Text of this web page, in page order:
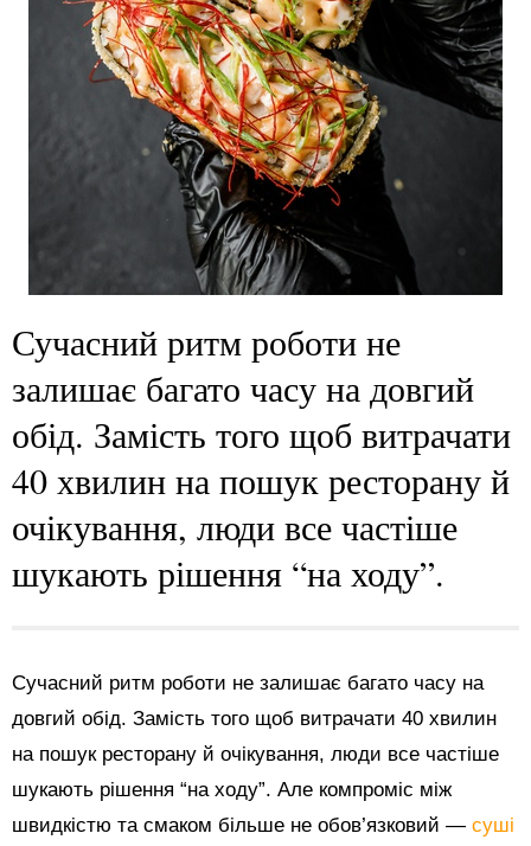
Сучасний ритм роботи не
залишає багато часу на довгий
обід. Замість того щоб витрачати
40 хвилин на пошук ресторану й
очікування, люди все частіше
шукають рішення “на ходу”.
Сучасний ритм роботи не залишає багато часу на
довгий обід. Замість того щоб витрачати 40 хвилин
на пошук ресторану й очікування, люди все частіше
шукають рішення “на ходу”. Але компроміс між
швидкістю та смаком більше не обов’язковий — суші